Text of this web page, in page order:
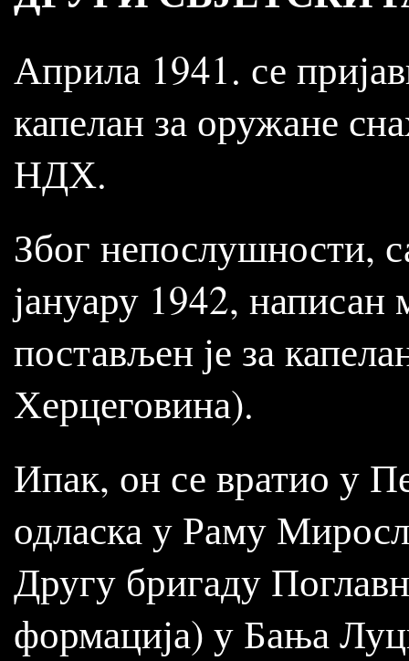
Априла 1941. се
капелан за оружане
НДХ.
Због непослушности,
јануару 1942, написан
постављен је за
Херцеговина).
Ипак, он се вратио у
одласка у Раму
Другу бригаду
формација) у Бања